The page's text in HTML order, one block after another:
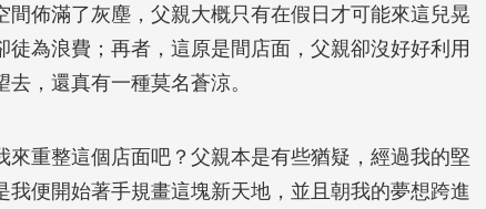
佈滿了灰塵，父親大概只有在假日才可能來這兒晃
為浪費；再者，這原是間店面，父親卻沒好好利用
，還真有一種莫名蒼涼。
重整這個店面吧？父親本是有些猶疑，經過我的堅
便開始著手規畫這塊新天地，並且朝我的夢想跨進